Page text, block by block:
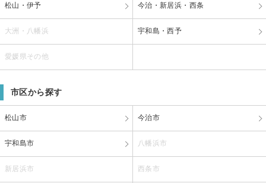
松山・伊予 今治・新居浜・西条
大洲・八幡浜 宇和島・西予
愛媛県その他
市区から探す
松山市 今治市
宇和島市 八幡浜市
新居浜市 西条市